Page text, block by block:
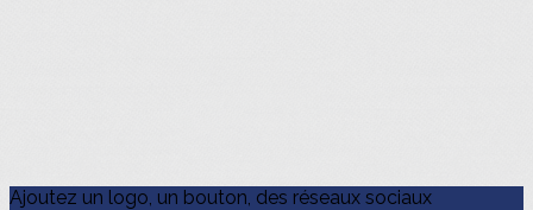
Ajoutez un logo, un bouton, des réseaux sociaux